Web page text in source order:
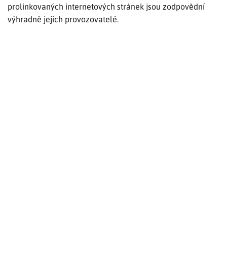
prolinkovaných internetových stránek jsou zodpovědní
výhradně jejich provozovatelé.